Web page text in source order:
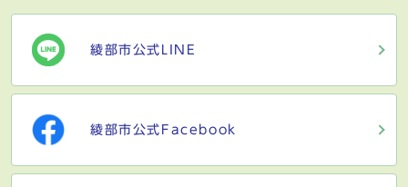
綾部市公式LINE
綾部市公式Facebook